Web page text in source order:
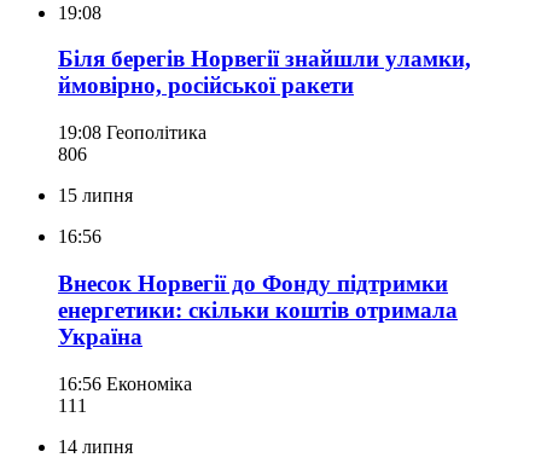
19:08
Біля берегів Норвегії знайшли уламки,
ймовірно, російської ракети
19:08 Геополітика
806
15 липня
16:56
Внесок Норвегії до Фонду підтримки
енергетики: скільки коштів отримала
Україна
16:56 Економіка
111
14 липня